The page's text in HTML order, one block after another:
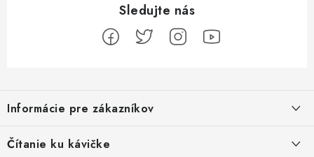
p
ä
Informácie pre zákazníkov
Čítanie ku kávičke